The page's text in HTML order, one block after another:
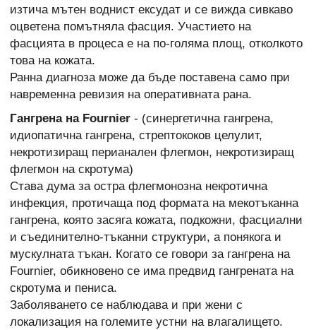
изтича мътен воднист ексудат и се вижда сивкаво
оцветена помътняла фасция. Участието на
фасцията в процеса е на по-голяма площ, отколкото
това на кожата.
Ранна диагноза може да бъде поставена само при
навременна ревизия на оперативната рана.
Гангрена на Fournier - (синергетична гангрена,
идиопатична гангрена, стрептококов целулит,
некротизиращ перианален флегмон, некротизиращ
флегмон на скротума)
Става дума за остра флегмонозна некротична
инфекция, протичаща под формата на мекотъканна
гангрена, която засяга кожата, подкожни, фасциални
и съединително-тъканни структури, а понякога и
мускулната тъкан. Когато се говори за гангрена на
Fournier, обикновено се има предвид гангрената на
скротума и пениса.
Заболяването се наблюдава и при жени с
локализация на големите устни на влагалището.